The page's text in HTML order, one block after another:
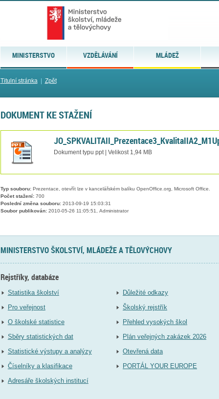
MINISTERSTVO VZDĚLÁVÁNÍ MLÁDEŽ
Titulní stránka| Zpět
DOKUMENT KE STAŽENÍ
Dokument typu ppt | Velikost 1,94 MB
Typ souboru:Prezentace, otevřít lze v kancelářském balíku OpenOffice.org, Microsoft Office.
Počet stažení:700
Poslední změna souboru:2013-09-19 15:03:31
Soubor publikován:2010-05-26 11:05:51, Administrator
MINISTERSTVO ŠKOLSTVÍ, MLÁDEŽE A TĚLOVÝCHOVY
Rejstříky, databáze
Statistika školství
Pro veřejnost
O školské statistice
Sběry statistických dat
Statistické výstupy a analýzy
Číselníky a klasifikace
Adresáře školských institucí
Důležité odkazy
Školský rejstřík
Přehled vysokých škol
Plán veřejných zakázek 2026
Otevřená data
PORTÁL YOUR EUROPE